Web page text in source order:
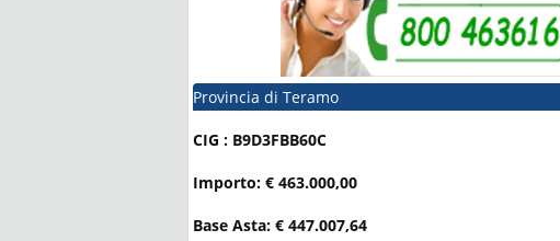
Provincia di Teramo
CIG : B9D3FBB60C
Importo: € 463.000,00
Base Asta: € 447.007,64